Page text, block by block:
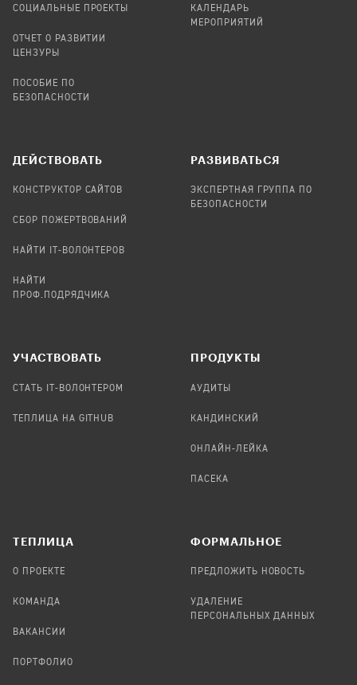
СОЦИАЛЬНЫЕ ПРОЕКТЫ
ОТЧЕТ О РАЗВИТИИ
ЦЕНЗУРЫ
ПОСОБИЕ ПО
БЕЗОПАСНОСТИ
КАЛЕНДАРЬ
МЕРОПРИЯТИЙ
ДЕЙСТВОВАТЬ
КОНСТРУКТОР САЙТОВ
СБОР ПОЖЕРТВОВАНИЙ
НАЙТИ IT-ВОЛОНТЕРОВ
НАЙТИ
ПРОФ.ПОДРЯДЧИКА
РАЗВИВАТЬСЯ
ЭКСПЕРТНАЯ ГРУППА ПО
БЕЗОПАСНОСТИ
УЧАСТВОВАТЬ
СТАТЬ IT-ВОЛОНТЕРОМ
ТЕПЛИЦА НА GITHUB
ПРОДУКТЫ
АУДИТЫ
КАНДИНСКИЙ
ОНЛАЙН-ЛЕЙКА
ПАСЕКА
TЕПЛИЦА
О ПРОЕКТЕ
КОМАНДА
ВАКАНСИИ
ПОРТФОЛИО
ФОРМАЛЬНОЕ
ПРЕДЛОЖИТЬ НОВОСТЬ
УДАЛЕНИЕ
ПЕРСОНАЛЬНЫХ ДАННЫХ